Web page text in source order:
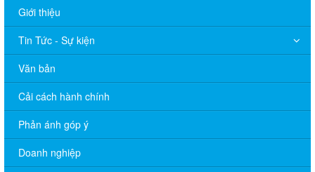
Giới thiệu
Tin Tức - Sự kiện
Văn bản
Cải cách hành chính
Phản ánh góp ý
Doanh nghiệp